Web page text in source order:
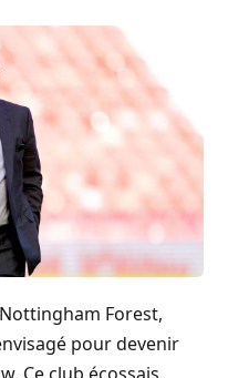
Forest,
pour devenir